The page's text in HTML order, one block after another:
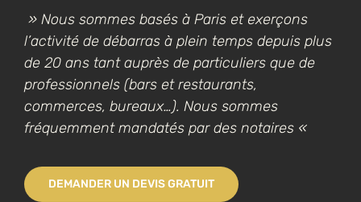
» Nous sommes basés à Paris et exerçons
l’activité de débarras à plein temps depuis plus
de 20 ans tant auprès de particuliers que de
professionnels (bars et restaurants,
commerces, bureaux…). Nous sommes
fréquemment mandatés par des notaires «
DEMANDER UN DEVIS GRATUIT